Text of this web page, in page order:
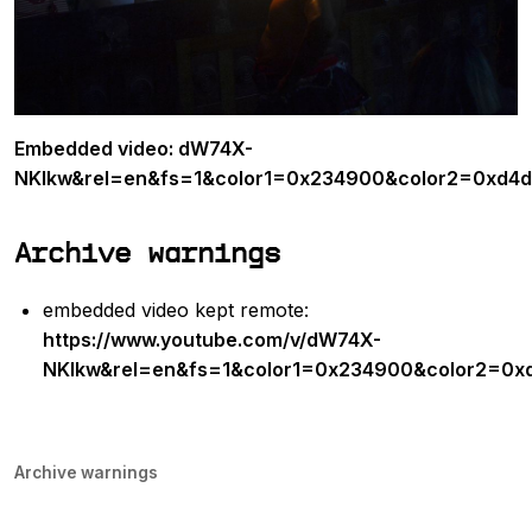
Embedded video: dW74X-
Archive warnings
embedded video kept remote:
https://www.youtube.com/v/dW74X-
Archive warnings